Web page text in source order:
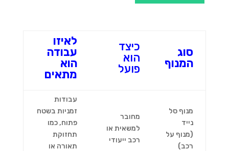
סוג
המנוף
כיצד
הוא
פועל
לאיזו
עבודה
הוא
מתאים
מנוף סל
נייד
(מנוף על
רכב)
מחובר
למשאית או
רכב ייעודי
עבודות
זמניות בשטח
פתוח, כמו
תחזוקת
תאורה או